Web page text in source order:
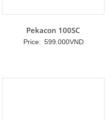
Pekacon 100SC
Price: 599.000VND